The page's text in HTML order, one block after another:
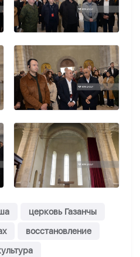
церковь Газанчы
восстановление